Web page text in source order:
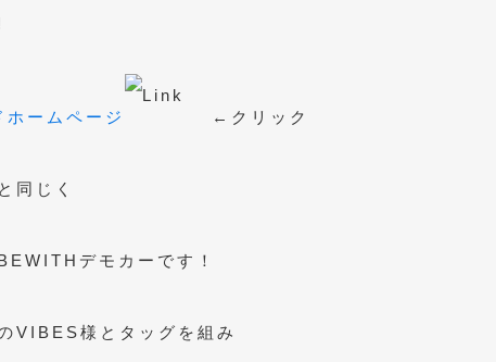
ームページ ←クリック
同じく
デモカーです！
VIBES様とタッグを組み